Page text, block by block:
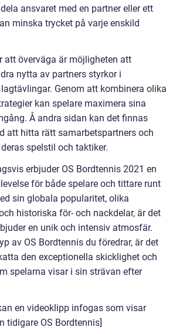
ansvaret med en partner eller ett
minska trycket på varje enskild
att överväga är möjligheten att
nytta av partners styrkor i
Genom att kombinera olika
kan spelare maximera sina
Å andra sidan kan det finnas
att hitta rätt samarbetspartners och
spelstil och taktiker.
erbjuder OS Bordtennis 2021 en
för både spelare och tittare runt
sin globala popularitet, olika
historiska för- och nackdelar, är det
en unik och intensiv atmosfär.
av OS Bordtennis du föredrar, är det
den exceptionella skicklighet och
spelarna visar i sin strävan efter
en videoklipp infogas som visar
tidigare OS Bordtennis]